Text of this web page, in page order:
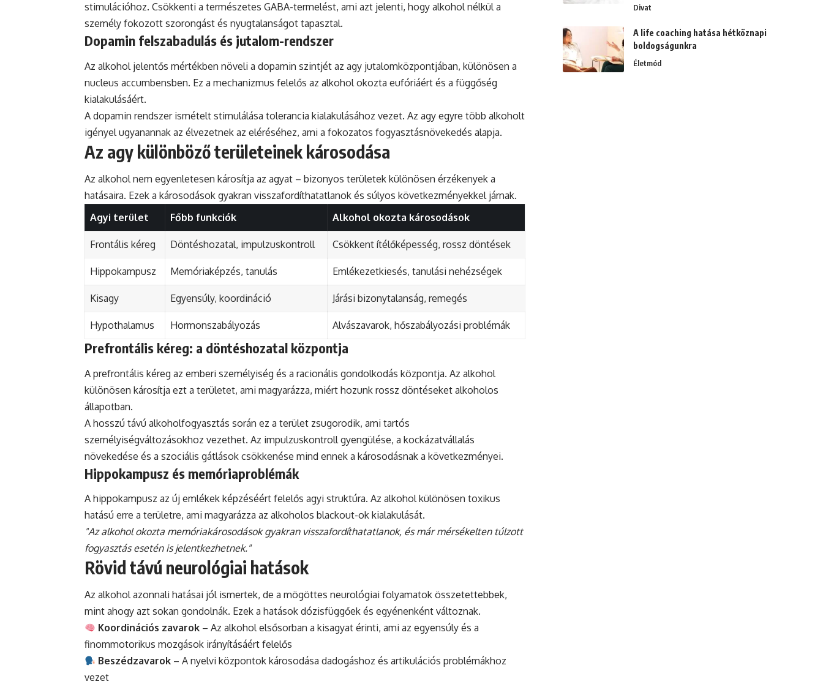
stimulációhoz. Csökkenti a természetes GABA-termelést, ami azt jelenti, hogy alkohol nélkül a
személy fokozott szorongást és nyugtalanságot tapasztal.
Dopamin felszabadulás és jutalom-rendszer
Az alkohol jelentős mértékben növeli a dopamin szintjét az agy jutalomközpontjában, különösen a
nucleus accumbensben. Ez a mechanizmus felelős az alkohol okozta eufóriáért és a függőség
kialakulásáért.
A dopamin rendszer ismételt stimulálása tolerancia kialakulásához vezet. Az agy egyre több alkoholt
igényel ugyanannak az élvezetnek az eléréséhez, ami a fokozatos fogyasztásnövekedés alapja.
Az agy különböző területeinek károsodása
Az alkohol nem egyenletesen károsítja az agyat – bizonyos területek különösen érzékenyek a
hatásaira. Ezek a károsodások gyakran visszafordíthatatlanok és súlyos következményekkel járnak.
Agyi terület
Főbb funkciók Alkohol okozta károsodások
Frontális kéreg Döntéshozatal, impulzuskontroll Csökkent ítélőképesség, rossz döntések
Hippokampusz Memóriaképzés, tanulás Emlékezetkiesés, tanulási nehézségek
Kisagy Egyensúly, koordináció Járási bizonytalanság, remegés
Hypothalamus Hormonszabályozás Alvászavarok, hőszabályozási problémák
Prefrontális kéreg: a döntéshozatal központja
A prefrontális kéreg az emberi személyiség és a racionális gondolkodás központja. Az alkohol
különösen károsítja ezt a területet, ami magyarázza, miért hozunk rossz döntéseket alkoholos
állapotban.
A hosszú távú alkoholfogyasztás során ez a terület zsugorodik, ami tartós
személyiségváltozásokhoz vezethet. Az impulzuskontroll gyengülése, a kockázatvállalás
növekedése és a szociális gátlások csökkenése mind ennek a károsodásnak a következményei.
Hippokampusz és memóriaproblémák
A hippokampusz az új emlékek képzéséért felelős agyi struktúra. Az alkohol különösen toxikus
hatású erre a területre, ami magyarázza az alkoholos blackout-ok kialakulását.
"Az alkohol okozta memóriakárosodások gyakran visszafordíthatatlanok, és már mérsékelten túlzott
fogyasztás esetén is jelentkezhetnek."
Rövid távú neurológiai hatások
Az alkohol azonnali hatásai jól ismertek, de a mögöttes neurológiai folyamatok összetettebbek,
mint ahogy azt sokan gondolnák. Ezek a hatások dózisfüggőek és egyénenként változnak.
Koordinációs zavarok – Az alkohol elsősorban a kisagyat érinti, ami az egyensúly és a
finommotorikus mozgások irányításáért felelős
Beszédzavarok – A nyelvi központok károsodása dadogáshoz és artikulációs problémákhoz
vezet
Divat
A life coaching hatása hétköznapi
boldogságunkra
Életmód